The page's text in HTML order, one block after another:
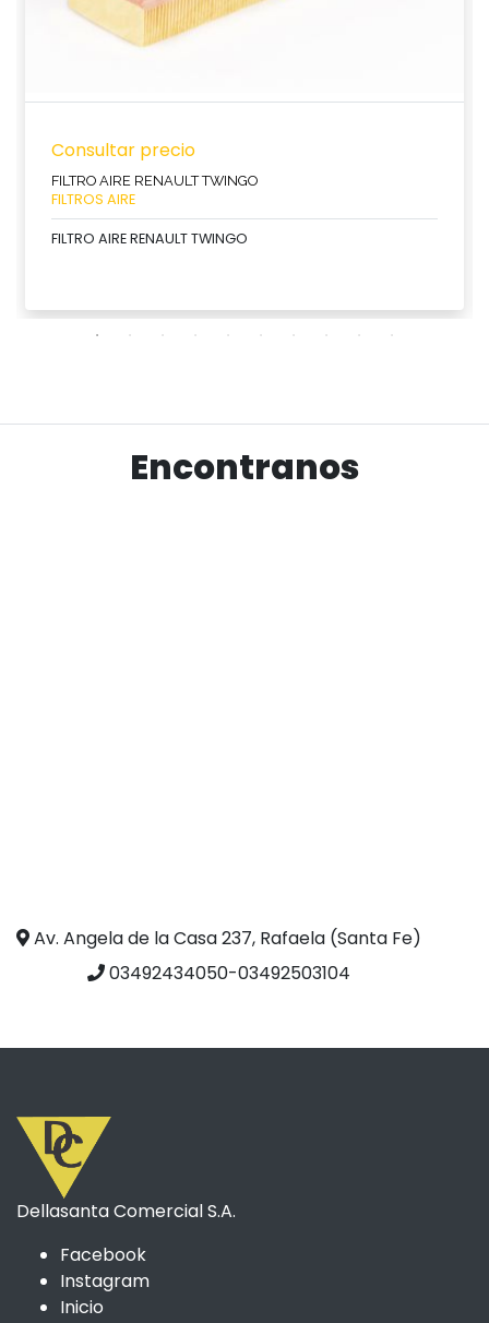
Consultar precio
FILTRO AIRE RENAULT TWINGO
FILTROS AIRE
FILTRO AIRE RENAULT TWINGO
Encontranos
Av. Angela de la Casa 237, Rafaela (Santa Fe)
03492434050-03492503104
Dellasanta Comercial S.A.
Facebook
Instagram
Inicio